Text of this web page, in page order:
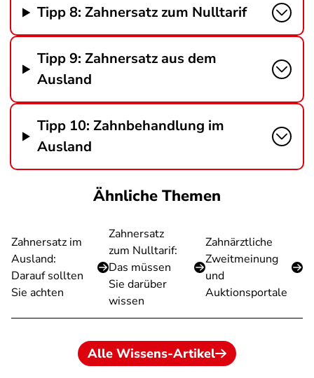
Tipp 8: Zahnersatz zum Nulltarif
Tipp 9: Zahnersatz aus dem
Ausland
Tipp 10: Zahnbehandlung im
Ausland
Ähnliche Themen
Zahnersatz im
Ausland:
Darauf sollten
Sie achten
Zahnersatz
zum Nulltarif:
Das müssen
Sie darüber
wissen
Zahnärztliche
Zweitmeinung
und
Auktionsportale
Alle Wissens-Artikel